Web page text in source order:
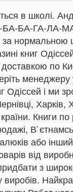
в школі.
БА-БА-ГА-ЛА-
за нормальною
книг
по
Одіссей і ми
Харків,
країни. Книги
або
від
з
виробів.